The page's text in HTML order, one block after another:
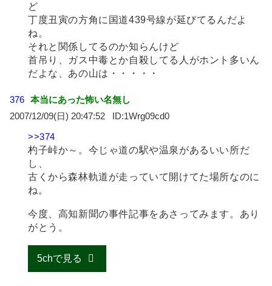
ど
丁度丑寅の方角に国道439号線が延びてるんだよ
ね。
それと関係してるのか知らんけど
首吊り、ガス中毒とか自殺してる人がホント多いん
だよな、あの山は・・・・・
376 本当にあった怖い名無し
2007/12/09(日) 20:47:52
1Wrg09cd0
>>374
杓子峠か～。今じゃ道の駅や温泉があるいい所だ
し、
古くから森林軌道が走っていて開けてた場所なのに
ね。
今度、高知新聞の事件記事をあさってみます。あり
がとう。
5chで見る